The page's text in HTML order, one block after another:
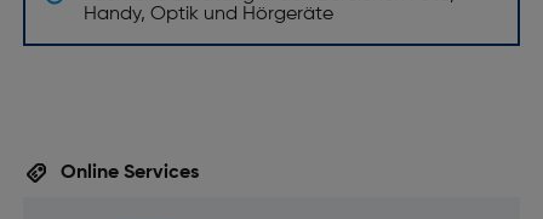
Interne Speicherkapazität [GB]: 1000
Kamera
Handy, Optik und Hörgeräte
Online Services